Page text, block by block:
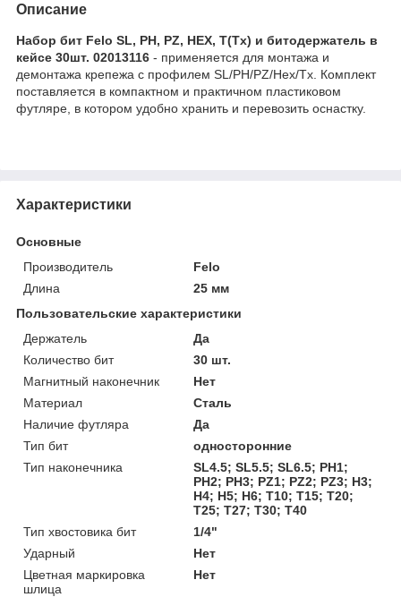
Описание
Набор бит Felo SL, PH, PZ, HEX, T(Tx) и битодержатель в
кейсе 30шт. 02013116 - применяется для монтажа и
демонтажа крепежа с профилем SL/PH/PZ/Hex/Tx. Комплект
поставляется в компактном и практичном пластиковом
футляре, в котором удобно хранить и перевозить оснастку.
Характеристики
Основные
Производитель
Felo
Длина
25 мм
Пользовательские характеристики
Держатель
Да
Количество бит
30 шт.
Магнитный наконечник
Нет
Материал
Сталь
Наличие футляра
Да
Тип бит
односторонние
Тип наконечника
SL4.5; SL5.5; SL6.5; PH1;
PH2; PH3; PZ1; PZ2; PZ3; H3;
H4; H5; H6; T10; T15; T20;
T25; T27; T30; T40
Тип хвостовика бит
1/4"
Ударный
Нет
Цветная маркировка
шлица
Нет